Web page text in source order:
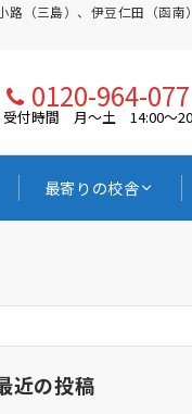
（三島）、伊豆仁田（函南
0120-964-077
受付時間 月〜土 14:00〜
最寄りの校舎
近の投稿